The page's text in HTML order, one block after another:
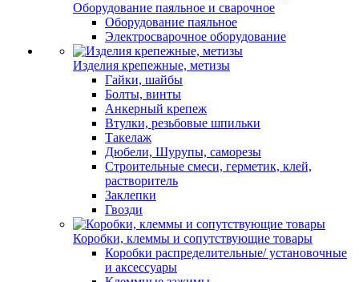
Оборудование паяльное и сварочное
Оборудование паяльное
Электросварочное оборудование
Изделия крепежные, метизы
Гайки, шайбы
Болты, винты
Анкерный крепеж
Втулки, резьбовые шпильки
Такелаж
Дюбели, Шурупы, саморезы
Строительные смеси, герметик, клей,
растворитель
Заклепки
Гвозди
Коробки, клеммы и сопутствующие товары
Коробки распределительные/ установочные
и аксессуары